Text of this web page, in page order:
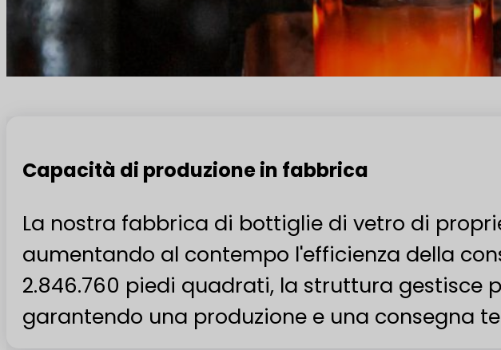
Capacità di produzione in fabbrica
La nostra fabbrica di bottiglie di vetro di
aumentando al contempo l'efficienza della
2.846.760 piedi quadrati, la struttura gestisce
garantendo una produzione e una consegna